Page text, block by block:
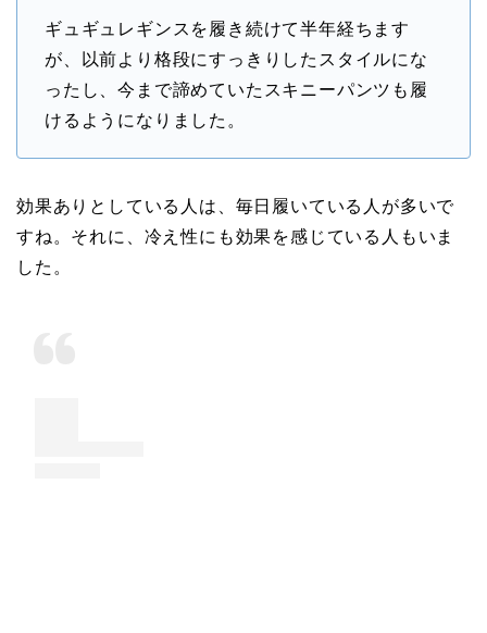
ギュギュレギンスを履き続けて半年経ちます
が、以前より格段にすっきりしたスタイルにな
ったし、今まで諦めていたスキニーパンツも履
けるようになりました。
効果ありとしている人は、毎日履いている人が多いで
すね。それに、冷え性にも効果を感じている人もいま
した。